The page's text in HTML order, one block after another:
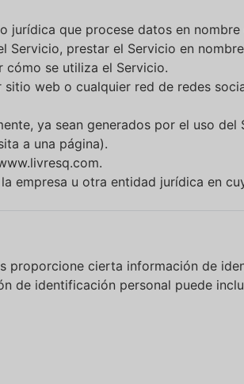
jurídica que procese datos en
prestar el Servicio en
cómo se utiliza el Servicio.
sitio web o cualquier red de redes
ya sean generados por el uso
a una página).
.
empresa u otra entidad jurídica en
proporcione cierta información de
de identificación personal puede